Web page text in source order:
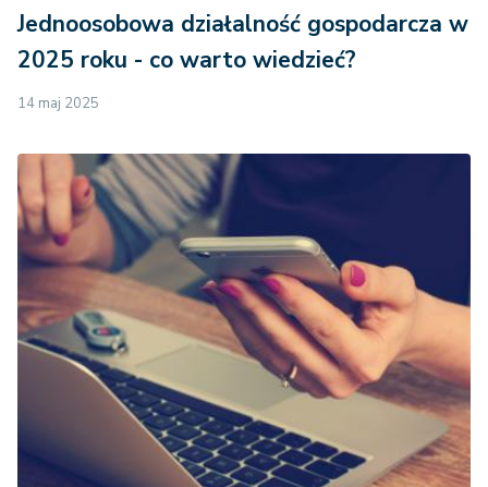
Jednoosobowa działalność gospodarcza w
2025 roku - co warto wiedzieć?
14 maj 2025